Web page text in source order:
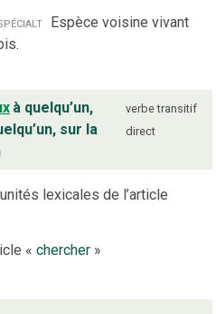
Espèce voisine vivant
à quelqu’un,
sur la
verbe transitif
direct
lexicales de l’article
« chercher»